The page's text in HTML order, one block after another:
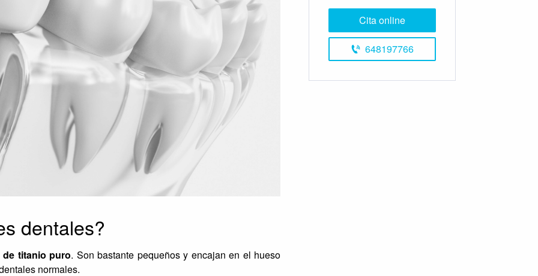
dentales?
titanio puro. Son bastante pequeños y encajan en el hueso
normales.
Cita online
648197766